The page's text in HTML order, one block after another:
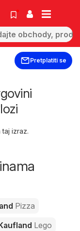
Pretplatiti se
izraz.
Pizza
Lego